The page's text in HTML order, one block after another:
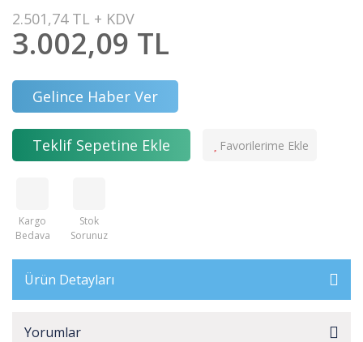
2.501,74 TL + KDV
3.002,09 TL
Gelince Haber Ver
Teklif Sepetine Ekle
Kargo
Bedava
Stok
Sorunuz
Ürün Detayları
Yorumlar